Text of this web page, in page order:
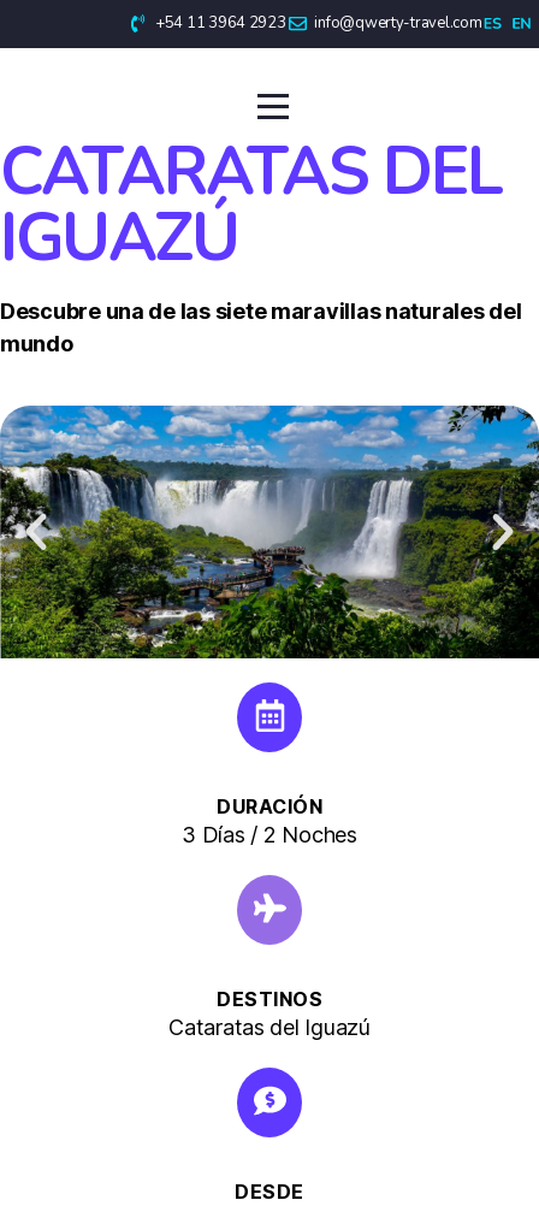
+54 11 3964 2923 info@qwerty-travel.com
CATARATAS DEL
IGUAZÚ
Descubre una de las siete maravillas naturales del
mundo
DURACIÓN
3 Días / 2 Noches
DESTINOS
Cataratas del Iguazú
DESDE